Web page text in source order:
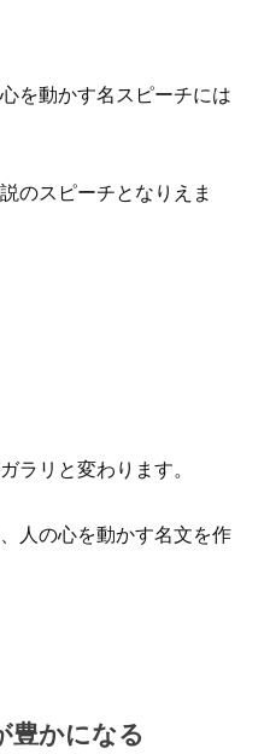
を動かす名スピーチには
のスピーチとなりえま
ラリと変わります。
人の心を動かす名文を作
豊かになる